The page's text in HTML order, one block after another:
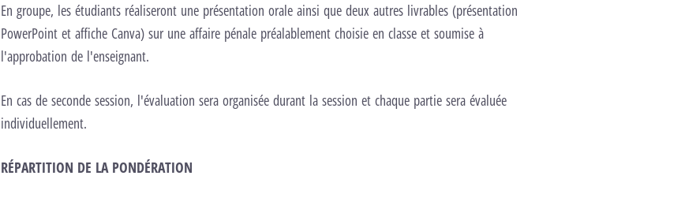
En groupe, les étudiants réaliseront une présentation orale ainsi que deux autres livrables (présentation
PowerPoint et affiche Canva) sur une affaire pénale préalablement choisie en classe et soumise à
l'approbation de l'enseignant.
En cas de seconde session, l'évaluation sera organisée durant la session et chaque partie sera évaluée
individuellement.
RÉPARTITION DE LA PONDÉRATION